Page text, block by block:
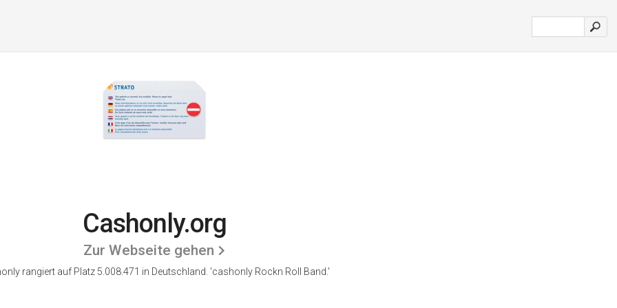
Cashonly.org
Zur Webseite gehen
rangiert auf Platz 5.008.471 in Deutschland. 'cashonly Rockn Roll Band.'